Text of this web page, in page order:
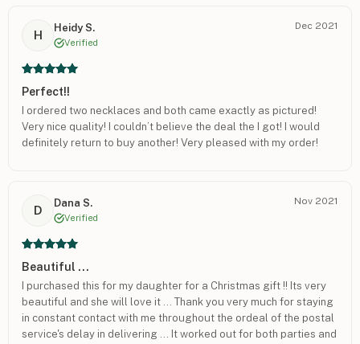
H
Heidy S.
Verified
Dec 2021
Perfect!!
I ordered two necklaces and both came exactly as pictured!
Very nice quality! I couldn’t believe the deal the I got! I would
definitely return to buy another! Very pleased with my order!
D
Dana S.
Verified
Nov 2021
Beautiful ...
I purchased this for my daughter for a Christmas gift !! Its very
beautiful and she will love it ... Thank you very much for staying
in constant contact with me throughout the ordeal of the postal
service's delay in delivering ... It worked out for both parties and